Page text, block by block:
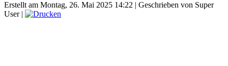
Erstellt am Montag, 26. Mai 2025 14:22 | Geschrieben von Super
User|